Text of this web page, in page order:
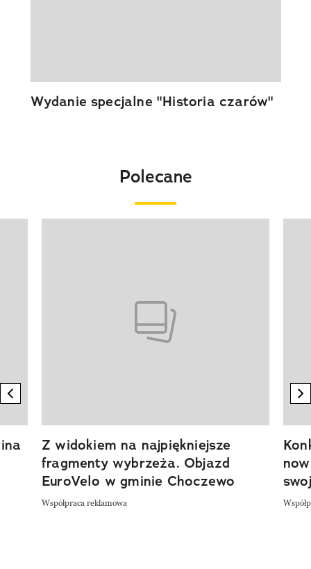
Wydanie specjalne "Historia czarów"
Polecane
previous element
Z widokiem na najpiękniejsze
fragmenty wybrzeża. Objazd
EuroVelo w gminie Choczewo
Współpraca reklamowa